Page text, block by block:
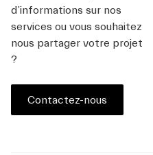
d’informations sur nos
services ou vous souhaitez
nous partager votre projet
?
Contactez-nous